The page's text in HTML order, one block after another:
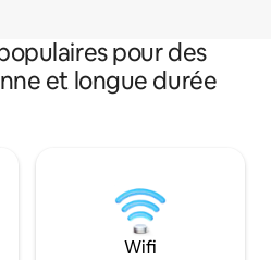
pour des
et longue durée
Wifi